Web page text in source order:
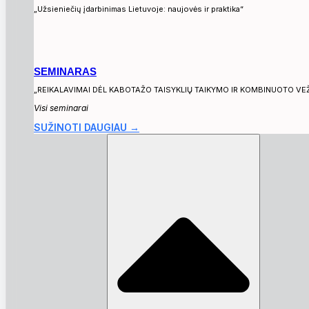
„Užsieniečių įdarbinimas Lietuvoje: naujovės ir praktika“
SEMINARAS
„REIKALAVIMAI DĖL KABOTAŽO TAISYKLIŲ TAIKYMO IR KOMBINUOTO
Visi seminarai
SUŽINOTI DAUGIAU →